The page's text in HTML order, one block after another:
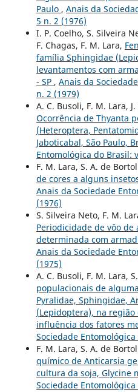
Paulo , Anais da
5 n. 2 (1976)
I. P. Coelho, S. Silveira
F. Chagas, F. M. Lara,
família Sphingidae
levantamentos com
- SP , Anais da
n. 2 (1979)
A. C. Busoli, F. M. Lara,
Ocorrência de Thyanta
(Heteroptera,
Jaboticabal, São Paulo,
Entomológica do Brasil:
F. M. Lara, S. A. de
de cores a alguns
Anais da Sociedade
(1976)
S. Silveira Neto, F. M.
Periodicidade de vôo
determinada com
Anais da Sociedade
(1975)
A. C. Busoli, F. M. Lara,
populacionais de
Pyralidae, Sphingidae,
(Lepidoptera), na região
influência dos fatores
Sociedade
F. M. Lara, S. A. de
químico de Anticarsia
cultura da soja, Glycine
Sociedade